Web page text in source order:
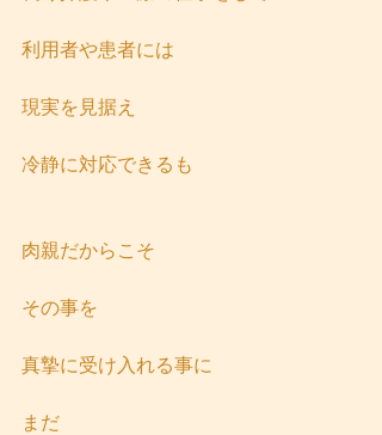
利用者や患者には
現実を見据え
冷静に対応できるも
肉親だからこそ
その事を
真摯に受け入れる事に
まだ